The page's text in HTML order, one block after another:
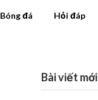
Bóng đá Hỏi đáp
Bài viết mới